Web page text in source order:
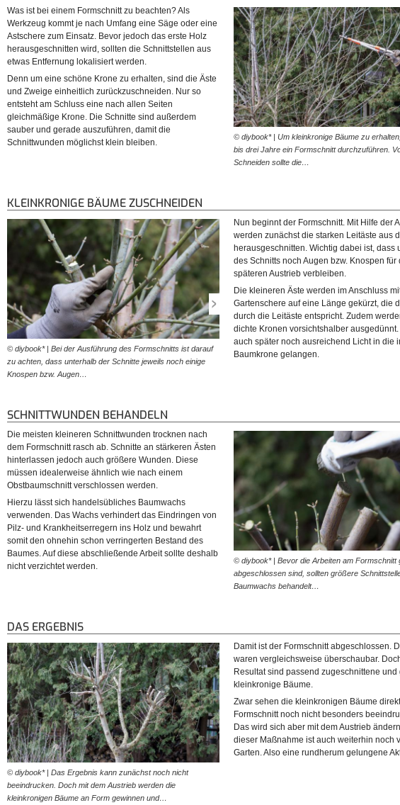
© diybook* | Um kleinkronige Bäume zu
bis drei Jahre ein Formschnitt durchzuführen.
Schneiden sollte die…
Was ist bei einem Formschnitt zu beachten? Als
Werkzeug kommt je nach Umfang eine Säge oder eine
Astschere zum Einsatz. Bevor jedoch das erste Holz
herausgeschnitten wird, sollten die Schnittstellen aus
etwas Entfernung lokalisiert werden.
Denn um eine schöne Krone zu erhalten, sind die Äste
und Zweige einheitlich zurückzuschneiden. Nur so
entsteht am Schluss eine nach allen Seiten
gleichmäßige Krone. Die Schnitte sind außerdem
sauber und gerade auszuführen, damit die
Schnittwunden möglichst klein bleiben.
KLEINKRONIGE BÄUME ZUSCHNEIDEN
© diybook* | Bei der Ausführung des Formschnitts ist darauf
zu achten, dass unterhalb der Schnitte jeweils noch einige
Knospen bzw. Augen…
© diybook* | Die Schnitte sind immer sauber und
auszuführen. Die kleineren Nebenäste und Zweige
Nun beginnt der Formschnitt. Mit Hilfe der
werden zunächst die starken Leitäste aus
herausgeschnitten. Wichtig dabei ist, dass
des Schnitts noch Augen bzw. Knospen für
späteren Austrieb verbleiben.
Die kleineren Äste werden im Anschluss
Gartenschere auf eine Länge gekürzt, die
durch die Leitäste entspricht. Zudem
dichte Kronen vorsichtshalber ausgedünnt.
auch später noch ausreichend Licht in die
Baumkrone gelangen.
SCHNITTWUNDEN BEHANDELN
© diybook* | Bevor die Arbeiten am Formschnitt
abgeschlossen sind, sollten größere
Baumwachs behandelt…
Die meisten kleineren Schnittwunden trocknen nach
dem Formschnitt rasch ab. Schnitte an stärkeren Ästen
hinterlassen jedoch auch größere Wunden. Diese
müssen idealerweise ähnlich wie nach einem
Obstbaumschnitt verschlossen werden.
Hierzu lässt sich handelsübliches Baumwachs
verwenden. Das Wachs verhindert das Eindringen von
Pilz- und Krankheitserregern ins Holz und bewahrt
somit den ohnehin schon verringerten Bestand des
Baumes. Auf diese abschließende Arbeit sollte deshalb
nicht verzichtet werden.
DAS ERGEBNIS
© diybook* | Das Ergebnis kann zunächst noch nicht
beeindrucken. Doch mit dem Austrieb werden die
kleinkronigen Bäume an Form gewinnen und…
Damit ist der Formschnitt abgeschlossen.
waren vergleichsweise überschaubar.
Resultat sind passend zugeschnittene und
kleinkronige Bäume.
Zwar sehen die kleinkronigen Bäume
Formschnitt noch nicht besonders
Das wird sich aber mit dem Austrieb
dieser Maßnahme ist auch weiterhin noch
Garten. Also eine rundherum gelungene